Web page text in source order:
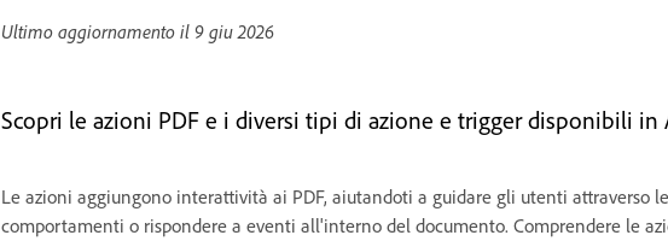
Ultimo aggiornamento il 9 giu 2026
Scopri le azioni PDF e i diversi tipi di azione e trigger disponibili in
Le azioni aggiungono interattività ai PDF, aiutandoti a guidare gli utenti attraverso
comportamenti o rispondere a eventi all'interno del documento. Comprendere le